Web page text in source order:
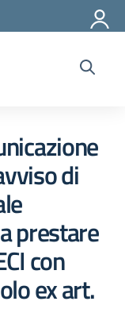
di
prestare
con
ex art.